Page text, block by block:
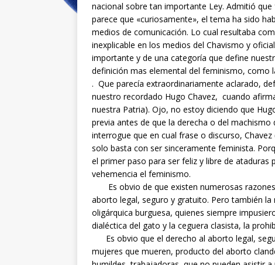
nacional sobre tan importante Ley. Admitió
parece que «curiosamente», el tema ha sido
medios de comunicación. Lo cual resultaba
inexplicable en los medios del Chavismo y
importante y de una categoría que define
definición mas elemental del feminismo, como
. Que parecía extraordinariamente aclarado,
nuestro recordado Hugo Chavez, cuando
nuestra Patria). Ojo, no estoy diciendo que
previa antes de que la derecha o del
interrogue que en cual frase o discurso,
solo basta con ser sinceramente feminista.
el primer paso para ser feliz y libre de ataduras
vehemencia el feminismo.
Es obvio de que existen numerosas
aborto legal, seguro y gratuito. Pero también
oligárquica burguesa, quienes siempre
dialéctica del gato y la ceguera clasista, la
Es obvio que el derecho al aborto legal,
mujeres que mueren, producto del aborto